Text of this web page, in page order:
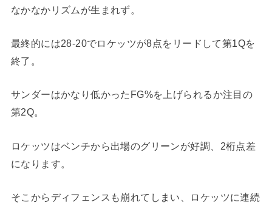
なかなかリズムが生まれず。
最終的には28-20でロケッツが8点をリードして第1Qを
終了。
サンダーはかなり低かったFG%を上げられるか注目の
第2Q。
ロケッツはベンチから出場のグリーンが好調、2桁点差
になります。
そこからディフェンスも崩れてしまい、ロケッツに連続